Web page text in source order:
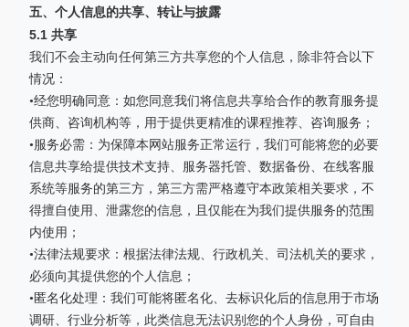
五、个人信息的共享、转让与披露
5.1 共享
我们不会主动向任何第三方共享您的个人信息，除非符合以下
情况：
•经您明确同意：如您同意我们将信息共享给合作的教育服务提
供商、咨询机构等，用于提供更精准的课程推荐、咨询服务；
•服务必需：为保障本网站服务正常运行，我们可能将您的必要
信息共享给提供技术支持、服务器托管、数据备份、在线客服
系统等服务的第三方，第三方需严格遵守本政策相关要求，不
得擅自使用、泄露您的信息，且仅能在为我们提供服务的范围
内使用；
•法律法规要求：根据法律法规、行政机关、司法机关的要求，
必须向其提供您的个人信息；
•匿名化处理：我们可能将匿名化、去标识化后的信息用于市场
调研、行业分析等，此类信息无法识别您的个人身份，可自由